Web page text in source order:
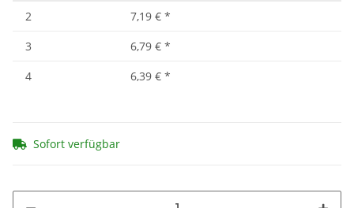
2 7,19 € *
3
6,79 € *
4
6,39 € *
Sofort verfügbar